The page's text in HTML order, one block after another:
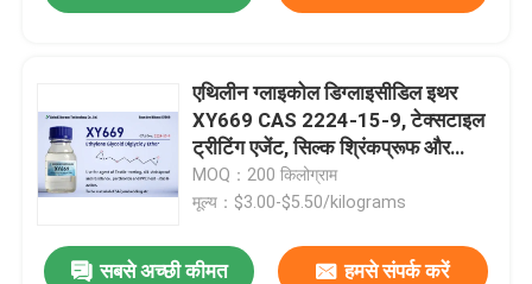
एथिलीन ग्लाइकोल डिग्लाइसीडिल इथर
XY669 CAS 2224-15-9, टेक्सटाइल
ट्रीटिंग एजेंट, सिल्क श्रिंकप्रूफ और
रेसिस्टेंस एजेंट, परक्लोराइड और पीवीसी हीट
स्टेबिलाइजेशन एजेंट, एपॉक्सी एम्बेडिंग
MOQ：200 किलोग्राम
मूल्य：$3.00-$5.50/kilograms
सबसे अच्छी कीमत हमसे संपर्क करें